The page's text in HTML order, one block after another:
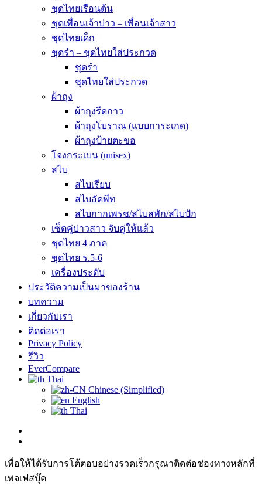
ชุดไทยเรือนต้น
ชุดเพื่อนเจ้าบ่าว – เพื่อนเจ้าสาว
ชุดไทยเด็ก
ชุดรำ – ชุดไทยใส่ประกวด
ชุดรำ
ชุดไทยใส่ประกวด
ผ้าถุง
ผ้าถุงรีดกาว
ผ้าถุงโบราณ (แบบการะเกด)
ผ้าถุงป้ายตะขอ
โจงกระเบน (unisex)
สไบ
สไบเรียบ
สไบอัดพีท
สไบกากเพรช/สไบสพัก/สไบปัก
เซ็ตคู่บ่าวสาว จับคู่ให้แล้ว
ชุดไทย 4 ภาค
ชุดไทย ร.5-6
เครื่องประดับ
ประวัติความเป็นมาของร้าน
บทความ
เกี่ยวกับเรา
ติดต่อเรา
Privacy Policy
รีวิว
EverCompare
Thai
Chinese (Simplified)
English
Thai
เพื่อให้ได้รับการโต้ตอบอย่างรวดเร็วกรุณาติดต่อช่องทางหลักที่
เพจเฟสบุ๊ค